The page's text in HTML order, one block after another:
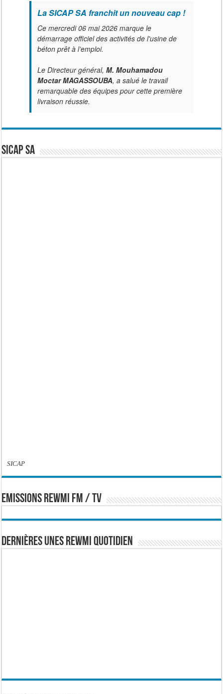
La SICAP SA franchit un nouveau cap !
Ce mercredi 06 mai 2026 marque le
démarrage officiel des activités de l'usine de
béton prêt à l’emploi.
Le Directeur général, M. Mouhamadou
Moctar MAGASSOUBA, a salué le travail
remarquable des équipes pour cette première
livraison réussie.
SICAP SA
SICAP
EMISSIONS REWMI FM / TV
Dernières Unes Rewmi Quotidien